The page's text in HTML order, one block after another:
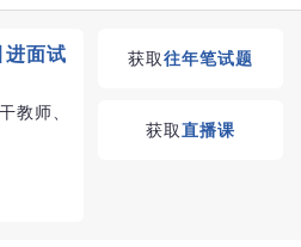
进面试
教师、
湖南教师招聘考试优
获取往年笔试题
获取直播课